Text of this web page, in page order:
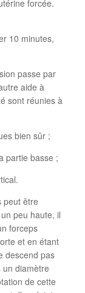
forcée.
10 minutes,
passe par
aide à
sont réunies à
bien sûr ;
partie basse ;
peut être
peu haute, il
forceps
et en étant
descend pas
diamètre
de cette